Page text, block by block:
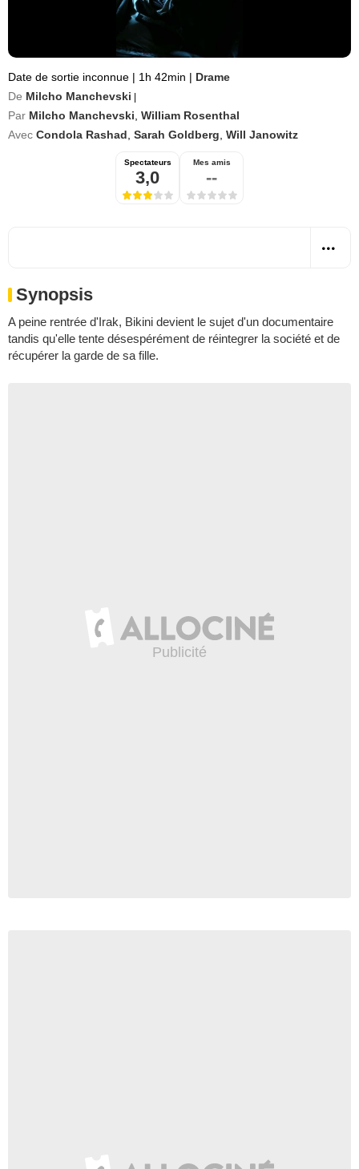
Date de sortie inconnue | 1h 42min | Drame
De Milcho Manchevski
Par Milcho Manchevski William Rosenthal
Avec Condola Rashad Sarah Goldberg Will Janowitz
Spectateurs
3,0
Mes amis
--
Synopsis
A peine rentrée d'Irak, Bikini devient le sujet d'un documentaire
tandis qu'elle tente désespérément de réintegrer la société et de
récupérer la garde de sa fille.